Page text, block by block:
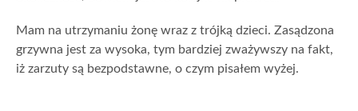
Mam na utrzymaniu żonę wraz z trójką dzieci. Zasądzona
grzywna jest za wysoka, tym bardziej zważywszy na fakt,
iż zarzuty są bezpodstawne, o czym pisałem wyżej.